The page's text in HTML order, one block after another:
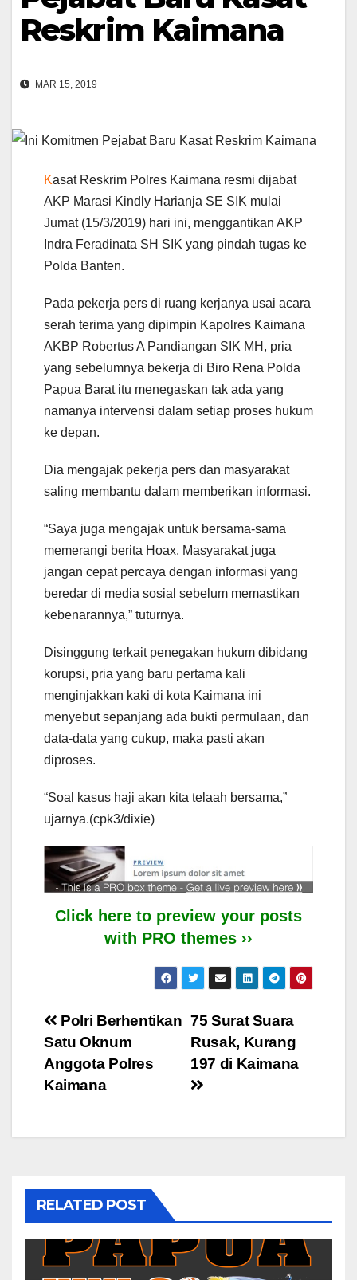
Reskrim Kaimana
MAR 15, 2019
Kasat Reskrim Polres Kaimana resmi dijabat
AKP Marasi Kindly Harianja SE SIK mulai
Jumat (15/3/2019) hari ini, menggantikan AKP
Indra Feradinata SH SIK yang pindah tugas ke
Polda Banten.
Pada pekerja pers di ruang kerjanya usai acara
serah terima yang dipimpin Kapolres Kaimana
AKBP Robertus A Pandiangan SIK MH, pria
yang sebelumnya bekerja di Biro Rena Polda
Papua Barat itu menegaskan tak ada yang
namanya intervensi dalam setiap proses hukum
ke depan.
Dia mengajak pekerja pers dan masyarakat
saling membantu dalam memberikan informasi.
“Saya juga mengajak untuk bersama-sama
memerangi berita Hoax. Masyarakat juga
jangan cepat percaya dengan informasi yang
beredar di media sosial sebelum memastikan
kebenarannya,” tuturnya.
Disinggung terkait penegakan hukum dibidang
korupsi, pria yang baru pertama kali
menginjakkan kaki di kota Kaimana ini
menyebut sepanjang ada bukti permulaan, dan
data-data yang cukup, maka pasti akan
diproses.
“Soal kasus haji akan kita telaah bersama,”
ujarnya.(cpk3/dixie)
Click here to preview your posts
with PRO themes ››
Post
navigation
75 Surat Suara
Rusak, Kurang
197 di Kaimana
Polri Berhentikan
Satu Oknum
Anggota Polres
Kaimana
RELATED POST